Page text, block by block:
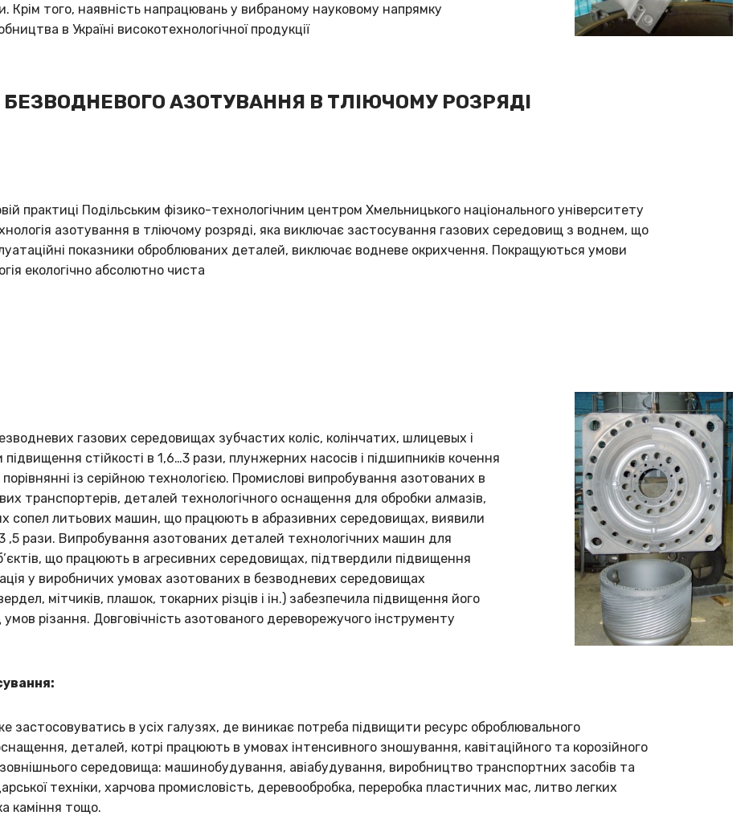
Крім того, наявність напрацювань у вибраному науковому напрямку
в Україні високотехнологічної продукції
БЕЗВОДНЕВОГО АЗОТУВАННЯ В ТЛІЮЧОМУ РОЗРЯДІ
практиці Подільським фізико-технологічним центром Хмельницького національного університету
азотування в тліючому розряді, яка виключає застосування газових середовищ з воднем, що
показники оброблюваних деталей, виключає водневе окрихчення. Покращуються умови
екологічно абсолютно чиста
газових середовищах зубчастих коліс, колінчатих, шлицевых і
стійкості в 1,6…3 рази, плунжерних насосів і підшипників кочення
із серійною технологією. Промислові випробування азотованих в
транспортерів, деталей технологічного оснащення для обробки алмазів,
сопел литьових машин, що працюють в абразивних середовищах, виявили
,5 рази. Випробування азотованих деталей технологічних машин для
що працюють в агресивних середовищах, підтвердили підвищення
у виробничих умовах азотованих в безводневих середовищах
мітчиків, плашок, токарних різців і ін.) забезпечила підвищення його
різання. Довговічність азотованого дереворежучого інструменту
застосовуватись в усіх галузях, де виникає потреба підвищити ресурс оброблювального
деталей, котрі працюють в умовах інтенсивного зношування, кавітаційного та корозійного
середовища: машинобудування, авіабудування, виробництво транспортних засобів та
техніки, харчова промисловість, деревообробка, переробка пластичних мас, литво легких
каміння тощо.